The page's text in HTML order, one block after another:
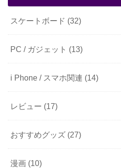
スケートボード (32)
PC / ガジェット (13)
i Phone / スマホ関連 (14)
レビュー (17)
おすすめグッズ (27)
漫画 (10)